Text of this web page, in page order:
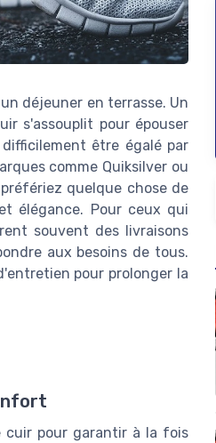
déjeuner en terrasse. Un
s'assouplit pour épouser
être égalé par
comme Quiksilver ou
quelque chose de
élégance. Pour ceux qui
souvent des livraisons
aux besoins de tous.
pour prolonger la
cuir pour garantir à la fois